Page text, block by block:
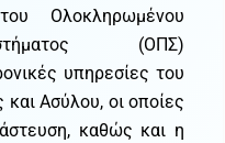
Ολοκληρωμένου
(ΟΠΣ)
υπηρεσίες του
Ασύλου, οι οποίες
καθώς και η